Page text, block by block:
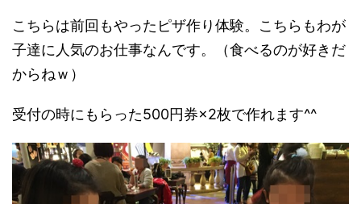
こちらは前回もやったピザ作り体験。こちらもわが
子達に人気のお仕事なんです。（食べるのが好きだ
からねｗ）
受付の時にもらった500円券×2枚で作れます^^